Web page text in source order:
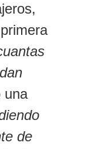
una
de